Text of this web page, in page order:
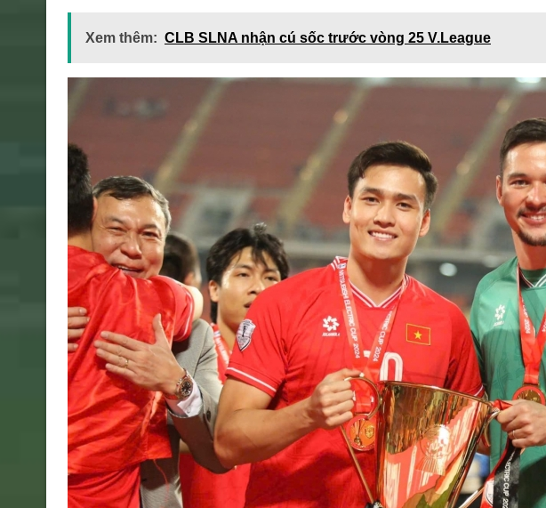
Xem thêm: CLB SLNA nhận cú sốc trước vòng 25 V.League